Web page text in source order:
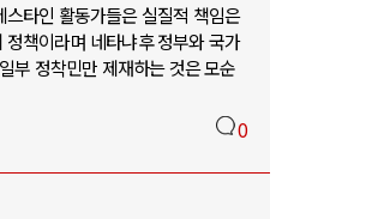
타인 활동가들은 실질적 책임은
책이라며 네타냐후 정부와 국가
부 정착민만 제재하는 것은 모순
0